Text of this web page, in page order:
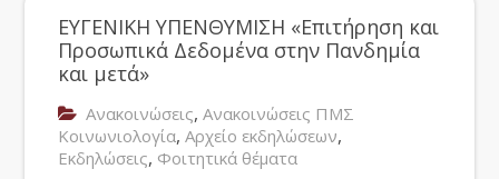
ΕΥΓΕΝΙΚΗ ΥΠΕΝΘΥΜΙΣΗ «Επιτήρηση και
Προσωπικά Δεδομένα στην Πανδημία
και μετά»
Ανακοινώσεις,Ανακοινώσεις ΠΜΣ
Κοινωνιολογία,Αρχείο εκδηλώσεων,
Εκδηλώσεις, Φοιτητικά θέματα